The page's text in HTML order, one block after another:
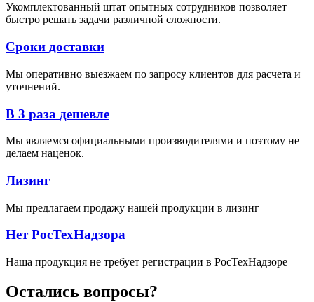
Укомплектованный штат опытных сотрудников позволяет
быстро решать задачи различной сложности.
Сроки доставки
Мы оперативно выезжаем по запросу клиентов для расчета и
уточнений.
В 3 раза дешевле
Мы являемся официальными производителями и поэтому не
делаем наценок.
Лизинг
Мы предлагаем продажу нашей продукции в лизинг
Нет РосТехНадзора
Наша продукция не требует регистрации в РосТехНадзоре
Остались вопросы?